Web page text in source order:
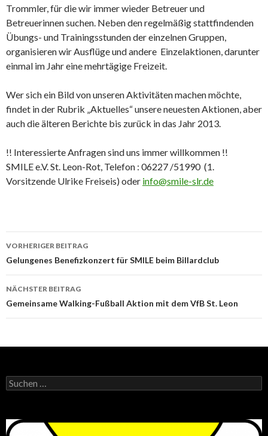
Trommler, für die wir immer wieder Betreuer und
Betreuerinnen suchen. Neben den regelmäßig stattfindenden
Übungs- und Trainingsstunden der einzelnen Gruppen,
organisieren wir Ausflüge und andere Einzelaktionen, darunter
einmal im Jahr eine mehrtägige Freizeit.
Wer sich ein Bild von unseren Aktivitäten machen möchte,
findet in der Rubrik „Aktuelles“ unsere neuesten Aktionen, aber
auch die älteren Berichte bis zurück in das Jahr 2013.
!! Interessierte Anfragen sind uns immer willkommen !!
SMILE e.V. St. Leon-Rot, Telefon : 06227 /51990 (1.
Vorsitzende Ulrike Freiseis) oder info@smile-slr.de
Beitrags-
Navigation
VORHERIGER BEITRAG
Gelungenes Benefizkonzert für SMILE beim Billardclub
NÄCHSTER BEITRAG
Gemeinsame Walking-Fußball Aktion mit dem VfB St. Leon
Suchen
nach: